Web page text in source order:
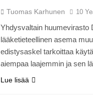
Tuomas Karhunen 10
Yhdysvaltain huumevirasto
lääketieteellinen asema
edistysaskel tarkoittaa
aiempaa laajemmin ja sen
Lue lisää